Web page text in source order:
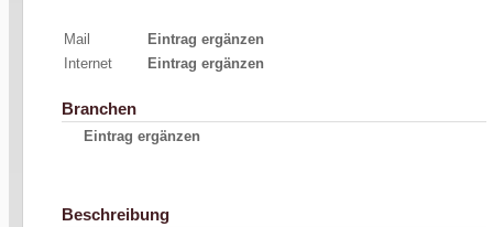
Mail
Eintrag ergänzen
Internet
Eintrag ergänzen
Branchen
Eintrag ergänzen
Beschreibung